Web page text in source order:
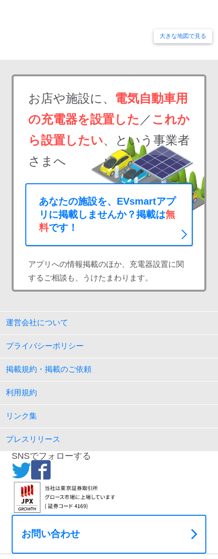
大きな地図で見る
お店や施設に、 電気自動車用
の充電器を設置した ／ これか
ら設置したい、という事業者
さまへ
あなたの施設を、EVsmartアプ
リに掲載しませんか？掲載は無
料です！
アプリへの情報掲載のほか、充電器設置に関
するご相談も、うけたまわります。
運営会社について
プライバシーポリシー
掲載規約・掲載のご依頼
利用規約
リンク集
プレスリリース
SNSでフォローする
お問い合わせ